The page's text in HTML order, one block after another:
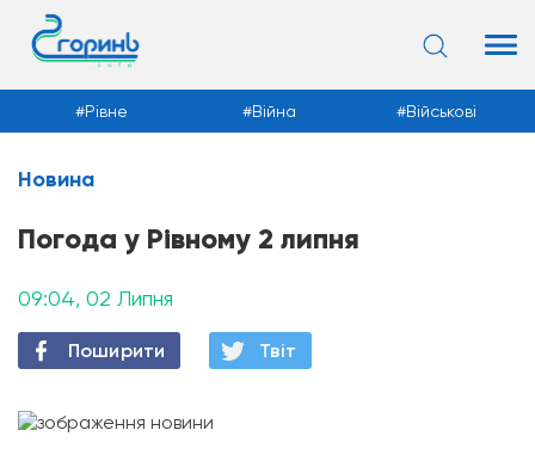
Новини
Рівне Війна Військові
Новина
Погода у Рівному 2 липня
09:04, 02 Липня
Поширити Твiт